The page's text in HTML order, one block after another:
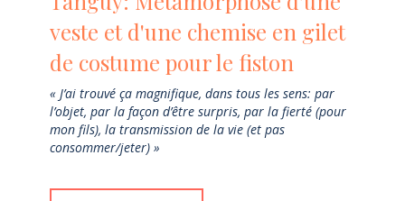
veste et d'une chemise en gilet
de costume pour le fiston
« J’ai trouvé ça magnifique, dans tous les sens: par
l’objet, par la façon d’être surpris, par la fierté (pour
mon fils), la transmission de la vie (et pas
consommer/jeter) »